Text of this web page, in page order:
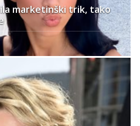
marketinški trik, tako